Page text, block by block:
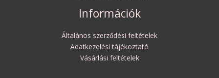
Információk
Általános szerződési feltételek
Adatkezelési tájékoztató
Vásárlási feltételek